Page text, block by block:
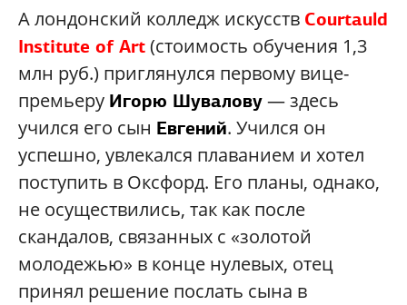
А лондонский колледж искусств Courtauld
Institute of Art(стоимость обучения 1,3
млн руб.) приглянулся первому вице-
премьеру Игорю Шувалову— здесь
учился его сын Евгений. Учился он
успешно, увлекался плаванием и хотел
поступить в Оксфорд. Его планы, однако,
не осуществились, так как после
скандалов, связанных с «золотой
молодежью» в конце нулевых, отец
принял решение послать сына в